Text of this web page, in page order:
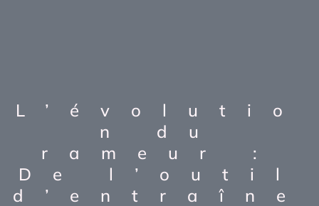
L’évolutio
n du
rameur :
De l’outil
d’entraîne